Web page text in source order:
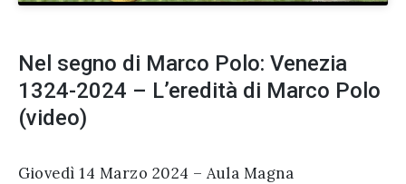
Nel segno di Marco Polo: Venezia
1324-2024 – L’eredità di Marco Polo
(video)
Giovedì 14 Marzo 2024 – Aula Magna